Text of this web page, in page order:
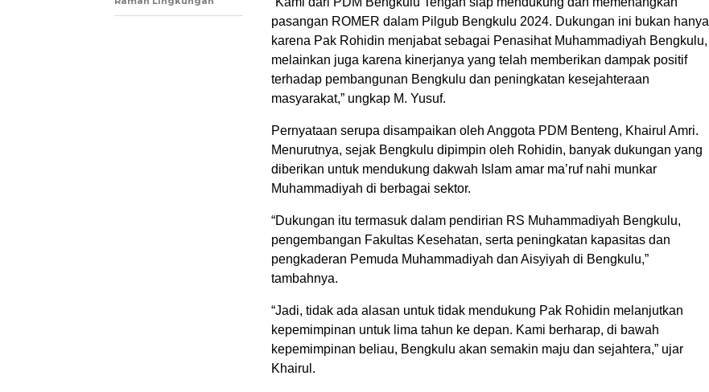
pasangan ROMER dalam Pilgub Bengkulu 2024. Dukungan ini bukan hanya
karena Pak Rohidin menjabat sebagai Penasihat Muhammadiyah Bengkulu,
melainkan juga karena kinerjanya yang telah memberikan dampak positif
terhadap pembangunan Bengkulu dan peningkatan kesejahteraan
masyarakat,” ungkap M. Yusuf.
Pernyataan serupa disampaikan oleh Anggota PDM Benteng, Khairul Amri.
Menurutnya, sejak Bengkulu dipimpin oleh Rohidin, banyak dukungan yang
diberikan untuk mendukung dakwah Islam amar ma’ruf nahi munkar
Muhammadiyah di berbagai sektor.
“Dukungan itu termasuk dalam pendirian RS Muhammadiyah Bengkulu,
pengembangan Fakultas Kesehatan, serta peningkatan kapasitas dan
pengkaderan Pemuda Muhammadiyah dan Aisyiyah di Bengkulu,”
tambahnya.
“Jadi, tidak ada alasan untuk tidak mendukung Pak Rohidin melanjutkan
kepemimpinan untuk lima tahun ke depan. Kami berharap, di bawah
kepemimpinan beliau, Bengkulu akan semakin maju dan sejahtera,” ujar
Khairul.